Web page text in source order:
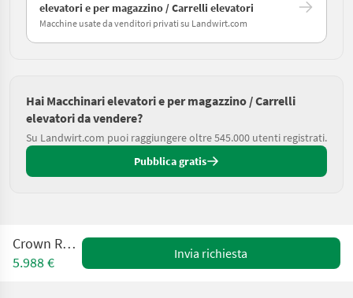
elevatori e per magazzino / Carrelli elevatori
Macchine usate da venditori privati su Landwirt.com
Hai Macchinari elevatori e per magazzino / Carrelli
elevatori da vendere?
Su Landwirt.com puoi raggiungere oltre 545.000 utenti registrati.
Pubblica gratis
Crown RT 4020
5.988 €
Invia richiesta